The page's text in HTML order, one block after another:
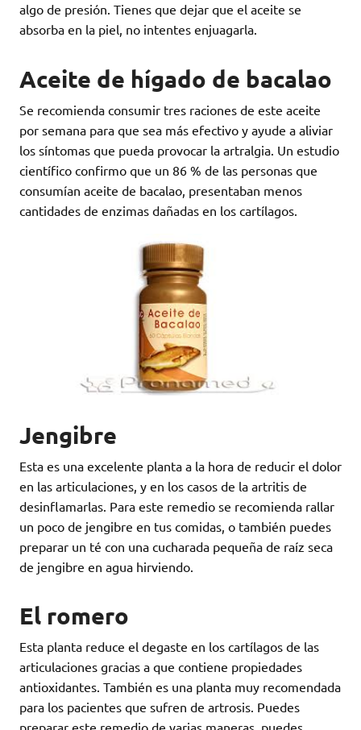
algo de presión. Tienes que dejar que el aceite se
absorba en la piel, no intentes enjuagarla.
Aceite de hígado de bacalao
Se recomienda consumir tres raciones de este aceite
por semana para que sea más efectivo y ayude a aliviar
los síntomas que pueda provocar la artralgia. Un estudio
científico confirmo que un 86 % de las personas que
consumían aceite de bacalao, presentaban menos
cantidades de enzimas dañadas en los cartílagos.
Jengibre
Esta es una excelente planta a la hora de reducir el dolor
en las articulaciones, y en los casos de la artritis de
desinflamarlas. Para este remedio se recomienda rallar
un poco de jengibre en tus comidas, o también puedes
preparar un té con una cucharada pequeña de raíz seca
de jengibre en agua hirviendo.
El romero
Esta planta reduce el degaste en los cartílagos de las
articulaciones gracias a que contiene propiedades
antioxidantes. También es una planta muy recomendada
para los pacientes que sufren de artrosis. Puedes